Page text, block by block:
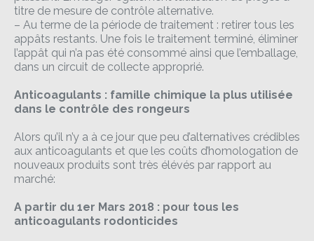
titre de mesure de contrôle alternative.
– Au terme de la période de traitement : retirer tous les
appâts restants. Une fois le traitement terminé, éliminer
l’appât qui n’a pas été consommé ainsi que l’emballage,
dans un circuit de collecte approprié.
Anticoagulants : famille chimique la plus utilisée
dans le contrôle des rongeurs
Alors qu’il n’y a à ce jour que peu d’alternatives crédibles
aux anticoagulants et que les coûts d’homologation de
nouveaux produits sont très élévés par rapport au
marché:
A partir du 1er Mars 2018 : pour tous les
anticoagulants rodonticides